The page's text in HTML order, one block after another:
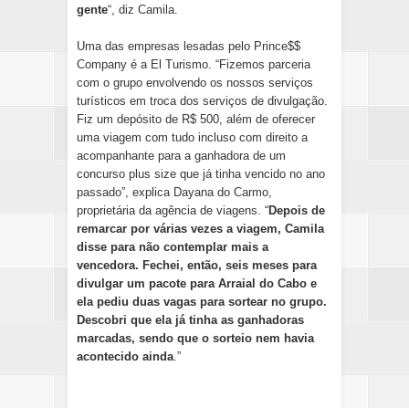
gente“, diz Camila.
Uma das empresas lesadas pelo Prince$$
Company é a El Turismo. “Fizemos parceria
com o grupo envolvendo os nossos serviços
turísticos em troca dos serviços de divulgação.
Fiz um depósito de R$ 500, além de oferecer
uma viagem com tudo incluso com direito a
acompanhante para a ganhadora de um
concurso plus size que já tinha vencido no ano
passado”, explica Dayana do Carmo,
proprietária da agência de viagens. “Depois de
remarcar por várias vezes a viagem, Camila
disse para não contemplar mais a
vencedora. Fechei, então, seis meses para
divulgar um pacote para Arraial do Cabo e
ela pediu duas vagas para sortear no grupo.
Descobri que ela já tinha as ganhadoras
marcadas, sendo que o sorteio nem havia
acontecido ainda.”